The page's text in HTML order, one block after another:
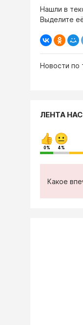
Нашли в
Выделите
Новости по
ЛЕНТА
0% 4%
Какое